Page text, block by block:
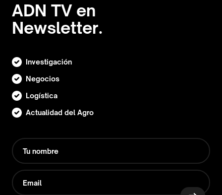
ADN TV en
Newsletter.
Investigación
Negocios
Logística
Actualidad del Agro